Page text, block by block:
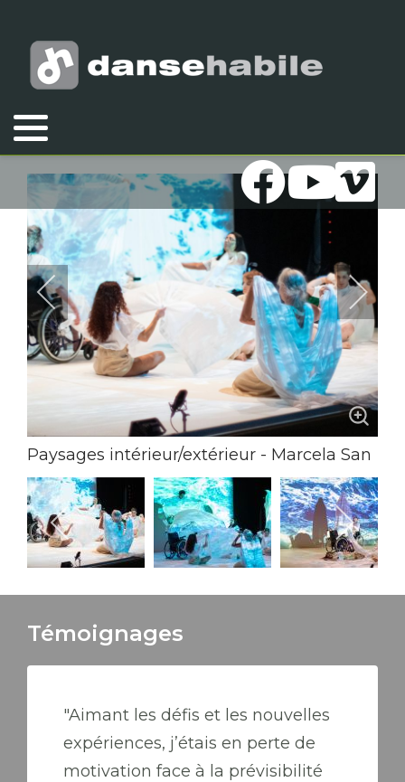
Vous êtes ici :
2020
Paysages intérieur/extérieur - Marcela San
Pedro Crédit photo: Lancelot Radovic
Témoignages
"Aimant les défis et les nouvelles
expériences, j’étais en perte de
motivation face à la prévisibilité